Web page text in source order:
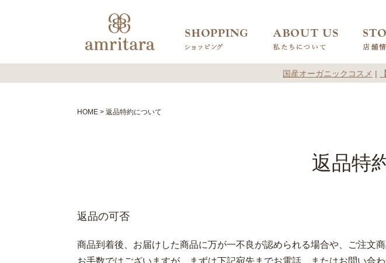
国産オーガニックコスメ |
HOME 返品特約について
返品特
返品の可否
商品到着後、お届けした商品に万が一不良が認められる場合や、ご注文